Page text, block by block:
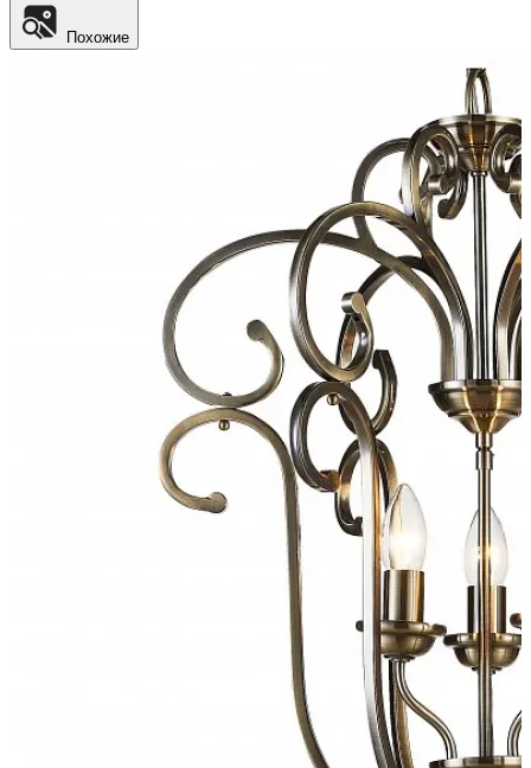
Похожие